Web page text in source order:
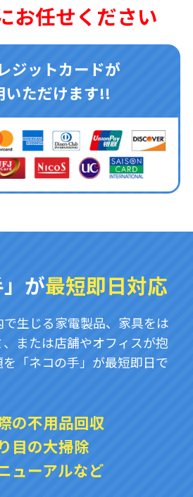
お任せください
ジットカードが
いただけます!!
」が最短即日対応
生じる家電製品、家具をは
または店舗やオフィスが抱
「ネコの手」が最短即日で
の不用品回収
目の大掃除
ューアルなど